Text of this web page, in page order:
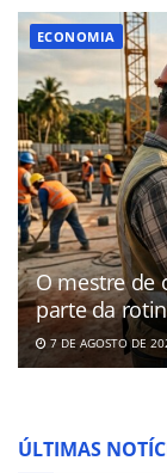
ECONOMIA
O mestre de
parte da
7 DE AGOSTO DE
ÚLTIMAS